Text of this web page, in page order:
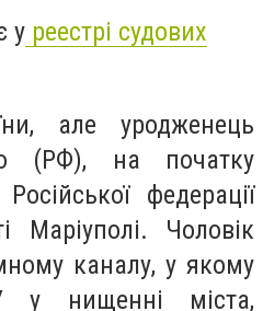
у реестрі судових
але уродженець
(РФ), на початку
Російської федерації
Маріуполі. Чоловік
каналу, у якому
у нищенні міста,